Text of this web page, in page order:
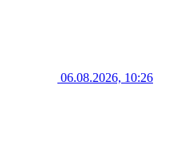
06.08.2026, 10:26